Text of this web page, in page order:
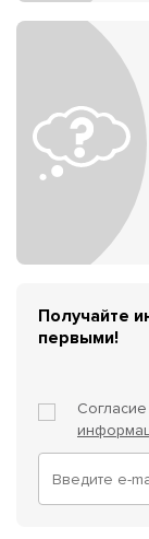
Получайте
первыми!